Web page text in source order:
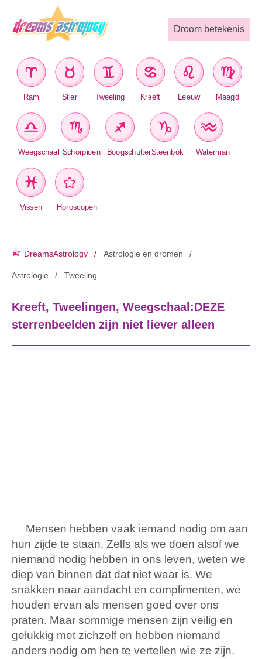
Droom betekenis
Ram Stier Tweeling Kreeft Leeuw Maagd
Weegschaal Schorpioen BoogschutterSteenbok Waterman
Vissen Horoscopen
DreamsAstrology Astrologie en dromen
Astrologie Tweeling
Kreeft, Tweelingen, Weegschaal:DEZE
sterrenbeelden zijn niet liever alleen
Mensen hebben vaak iemand nodig om aan
hun zijde te staan. Zelfs als we doen alsof we
niemand nodig hebben in ons leven, weten we
diep van binnen dat dat niet waar is. We
snakken naar aandacht en complimenten, we
houden ervan als mensen goed over ons
praten. Maar sommige mensen zijn veilig en
gelukkig met zichzelf en hebben niemand
anders nodig om hen te vertellen wie ze zijn.